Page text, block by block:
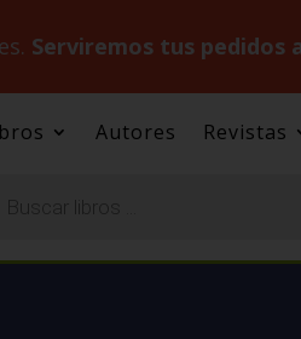
Serviremos tus pedidos
Autores Revistas